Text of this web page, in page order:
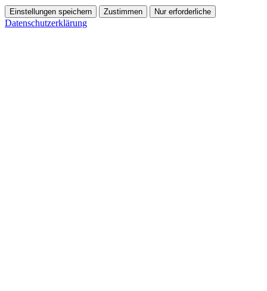
Einstellungen speichern Zustimmen Nur erforderliche
Datenschutzerklärung